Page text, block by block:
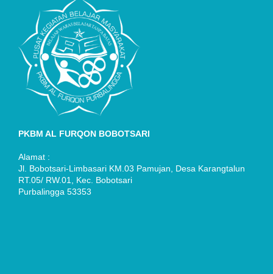
PKBM AL FURQON BOBOTSARI
Alamat :
Jl. Bobotsari-Limbasari KM.03 Pamujan, Desa Karangtalun
RT.05/ RW.01, Kec. Bobotsari
Purbalingga 53353